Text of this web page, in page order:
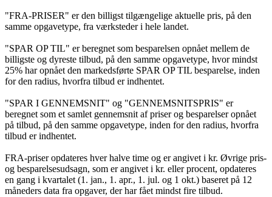
"FRA-PRISER" er den billigst tilgængelige aktuelle pris, på den
samme opgavetype, fra værksteder i hele landet.
"SPAR OP TIL" er beregnet som besparelsen opnået mellem de
billigste og dyreste tilbud, på den samme opgavetype, hvor mindst
25% har opnået den markedsførte SPAR OP TIL besparelse, inden
for den radius, hvorfra tilbud er indhentet.
"SPAR I GENNEMSNIT" og "GENNEMSNITSPRIS" er
beregnet som et samlet gennemsnit af priser og besparelser opnået
på tilbud, på den samme opgavetype, inden for den radius, hvorfra
tilbud er indhentet.
FRA-priser opdateres hver halve time og er angivet i kr. Øvrige pris-
og besparelsesudsagn, som er angivet i kr. eller procent, opdateres
en gang i kvartalet (1. jan., 1. apr., 1. jul. og 1 okt.) baseret på 12
måneders data fra opgaver, der har fået mindst fire tilbud.